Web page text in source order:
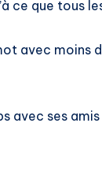
ce que tous
avec moins
avec ses